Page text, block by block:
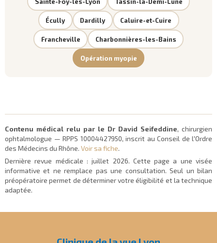
Écully Dardilly Caluire-et-Cuire
Francheville Charbonnières-les-Bains
Opération myopie
Contenu médical relu par le Dr David Seifeddine, chirurgien
ophtalmologue — RPPS 10004427950, inscrit au Conseil de l'Ordre
des Médecins du Rhône. Voir sa fiche.
Dernière revue médicale :juillet 2026. Cette page a une visée
informative et ne remplace pas une consultation. Seul un bilan
préopératoire permet de déterminer votre éligibilité et la technique
adaptée.